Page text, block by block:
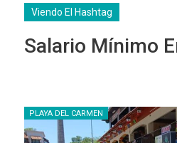
Viendo El Hashtag
Salario Mínimo
PLAYA DEL CARMEN